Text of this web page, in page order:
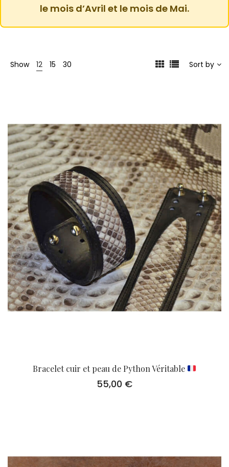
le mois d’Avril et le mois de Mai.
Show 12 15 30 Sort by
Bracelet cuir et peau de Python Véritable
55,00 €